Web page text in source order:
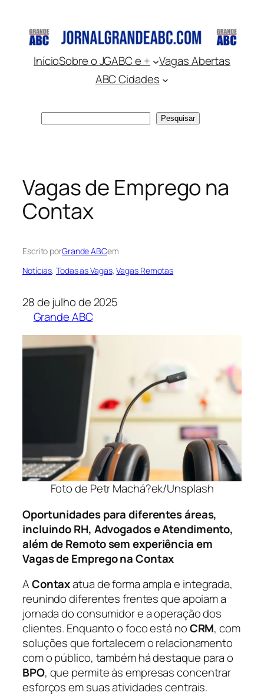
conteúdo
InícioSobre o JGABC e +
Vagas Abertas
ABC Cidades
Pesquisar
Vagas de Emprego na
Contax
Escrito porGrande ABCem
Notícias, Todas as Vagas, Vagas Remotas
28 de julho de 2025
Grande ABC
Foto de Petr Machá?ek/Unsplash
Oportunidades para diferentes áreas,
incluindo RH, Advogados e Atendimento,
além de Remoto sem experiência em
Vagas de Emprego na Contax
AContaxatua de forma ampla e integrada,
reunindo diferentes frentes que apoiam a
jornada do consumidor e a operação dos
clientes. Enquanto o foco está noCRM, com
soluções que fortalecem o relacionamento
com o público, também há destaque para o
BPO, que permite às empresas concentrar
esforços em suas atividades centrais.